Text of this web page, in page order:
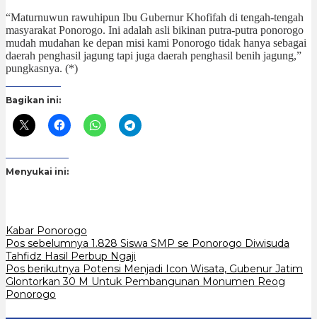
“Maturnuwun rawuhipun Ibu Gubernur Khofifah di tengah-tengah
masyarakat Ponorogo. Ini adalah asli bikinan putra-putra ponorogo
mudah mudahan ke depan misi kami Ponorogo tidak hanya sebagai
daerah penghasil jagung tapi juga daerah penghasil benih jagung,”
pungkasnya. (*)
Bagikan ini:
Menyukai ini:
Kabar Ponorogo
Navigasi
pos
Pos sebelumnya 1.828 Siswa SMP se Ponorogo Diwisuda
Tahfidz Hasil Perbup Ngaji
Pos berikutnya Potensi Menjadi Icon Wisata, Gubenur Jatim
Glontorkan 30 M Untuk Pembangunan Monumen Reog
Ponorogo